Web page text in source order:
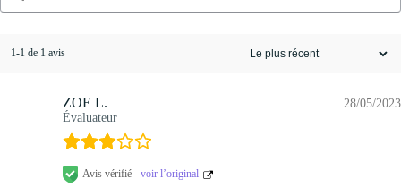
1-1 de 1 avis
ZOE L.
Évaluateur
28/05/2023
Avis vérifié - voir l’original